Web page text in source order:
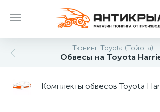
Тюнинг Toyota (Тойота)
Обвесы на Toyota
Комплекты обвесов Toyota